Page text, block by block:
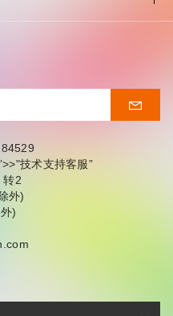
技术支持客服”
转2
外)
)